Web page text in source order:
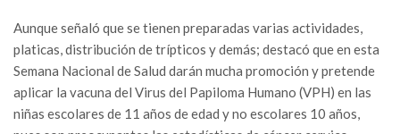
Aunque señaló que se tienen preparadas varias actividades,
platicas, distribución de trípticos y demás; destacó que en esta
Semana Nacional de Salud darán mucha promoción y pretende
aplicar la vacuna del Virus del Papiloma Humano (VPH) en las
niñas escolares de 11 años de edad y no escolares 10 años,